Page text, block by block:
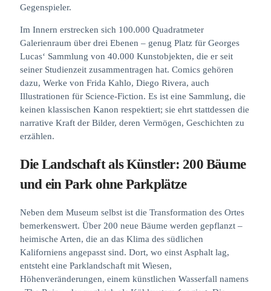
Gegenspieler.
Im Innern erstrecken sich 100.000 Quadratmeter
Galerienraum über drei Ebenen – genug Platz für Georges
Lucas‘ Sammlung von 40.000 Kunstobjekten, die er seit
seiner Studienzeit zusammentragen hat. Comics gehören
dazu, Werke von Frida Kahlo, Diego Rivera, auch
Illustrationen für Science-Fiction. Es ist eine Sammlung, die
keinen klassischen Kanon respektiert; sie ehrt stattdessen die
narrative Kraft der Bilder, deren Vermögen, Geschichten zu
erzählen.
Die Landschaft als Künstler: 200 Bäume
und ein Park ohne Parkplätze
Neben dem Museum selbst ist die Transformation des Ortes
bemerkenswert. Über 200 neue Bäume werden gepflanzt –
heimische Arten, die an das Klima des südlichen
Kaliforniens angepasst sind. Dort, wo einst Asphalt lag,
entsteht eine Parklandschaft mit Wiesen,
Höhenveränderungen, einem künstlichen Wasserfall namens